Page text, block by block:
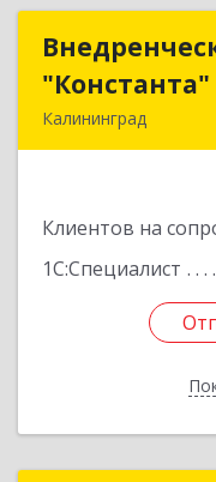
"Константа"
Калининград
Клиентов на
1С:Специалист